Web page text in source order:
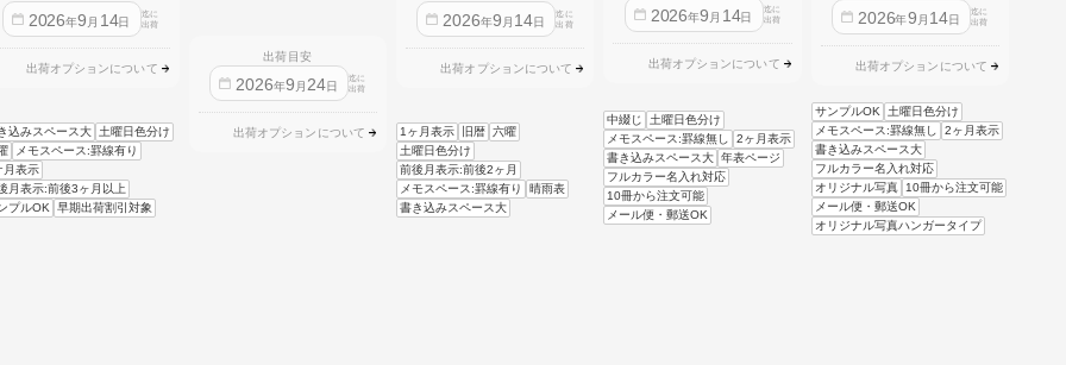
2026年9 月 14日
迄に
出荷
出荷オプションについて
込みスペース大
土曜日色分け
メモスペース:罫線有り
月表示
月表示:前後3ヶ月以上
プルOK
早期出荷割引対象
出荷目安
2026年9 月 24日
迄に
出荷
出荷オプションについて
2026年9 月 14日
迄に
出荷
出荷オプションについて
1ヶ月表示 旧暦 六曜
土曜日色分け
前後月表示:前後2ヶ月
メモスペース:罫線有り
晴雨表
書き込みスペース大
2026年9 月 14日
迄に
出荷
出荷オプションについて
中綴じ
土曜日色分け
メモスペース:罫線無し
2ヶ月表示
書き込みスペース大 年表ページ
フルカラー名入れ対応
10冊から注文可能
メール便・郵送OK
2026年9 月 14日
迄に
出荷
出荷オプションについて
サンプルOK 土曜日色分け
メモスペース:罫線無し
2ヶ月表示
書き込みスペース大
フルカラー名入れ対応
オリジナル写真 10冊から注文可能
メール便・郵送OK
オリジナル写真ハンガータイプ